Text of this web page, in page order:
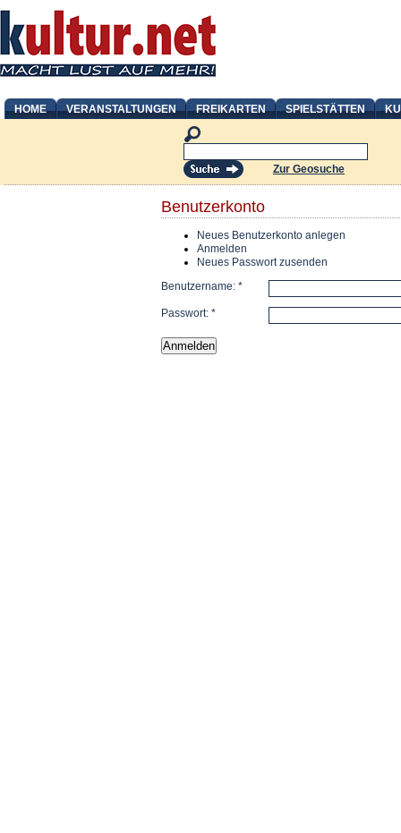
HOME VERANSTALTUNGEN FREIKARTEN SPIELSTÄTTEN
Zur Geosuche
Benutzerkonto
Neues Benutzerkonto anlegen
Anmelden
Neues Passwort zusenden
Benutzername: *
Passwort: *